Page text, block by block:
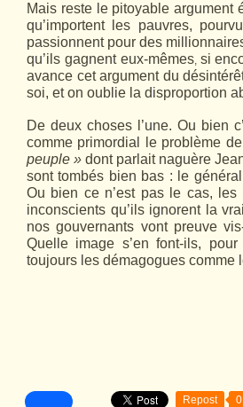
Mais reste le pitoyable argument
qu’importent les pauvres,
passionnent pour des
qu’ils gagnent eux-mêmes, si
avance cet argument du
soi, et on oublie la disproportion
De deux choses l’une. Ou bien
comme primordial le problème
peuple » dont parlait naguère
sont tombés bien bas : le
Ou bien ce n’est pas le cas,
inconscients qu’ils ignorent la
nos gouvernants vont preuve
Quelle image s’en font-ils,
toujours les démagogues comme
Repost 0